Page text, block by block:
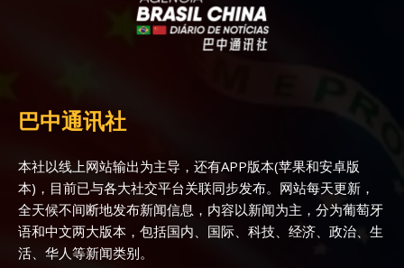
巴中通讯社
本社以线上网站输出为主导，还有APP版本(苹果和安卓版
本)，目前已与各大社交平台关联同步发布。网站每天更新，
全天候不间断地发布新闻信息，内容以新闻为主，分为葡萄牙
语和中文两大版本，包括国内、国际、科技、经济、政治、生
活、华人等新闻类别。